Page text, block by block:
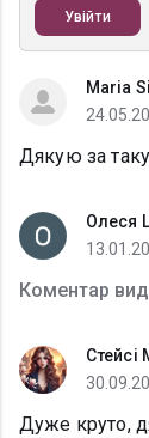
Увійти
Maria
Дякую за
Олеся
Коментар
Стейсі
Дуже круто,